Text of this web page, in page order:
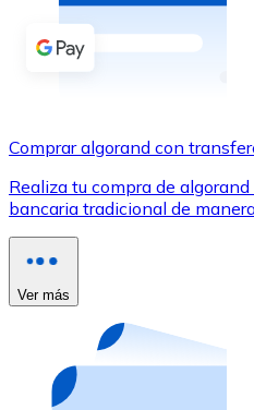
Añade fondos a tu
Comprar con
Utiliza tarjetas Visa y
Comprar con tarjeta
Tienda - Tarjetas regalo
Nuevo
Compra tarjetas regalo
Ir a la tienda de tarjetas
Comprar algorand con
Realiza tu compra de
bancaria tradicional de
Ver más